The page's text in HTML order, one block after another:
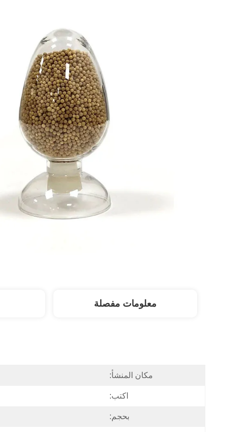
معلومات مفصلة
مكان المنشأ:
اكتب:
بحجم: